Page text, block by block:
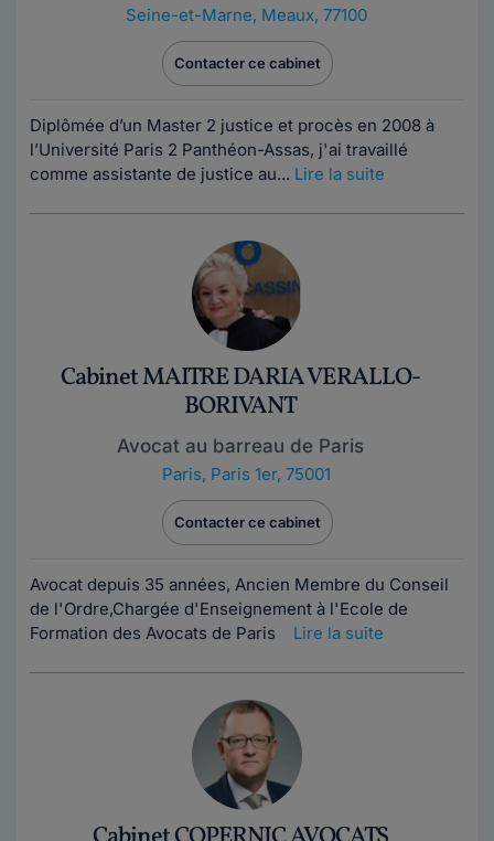
Seine-et-Marne, Meaux, 77100
Contacter ce cabinet
Diplômée d’un Master 2 justice et procès en 2008 à
l’Université Paris 2 Panthéon-Assas, j'ai travaillé
comme assistante de justice au... Lire la suite
Cabinet MAITRE DARIA VERALLO-
BORIVANT
Avocat au barreau de Paris
Paris, Paris 1er, 75001
Contacter ce cabinet
Avocat depuis 35 années, Ancien Membre du Conseil
de l'Ordre,Chargée d'Enseignement à l'Ecole de
Formation des Avocats de Paris Lire la suite